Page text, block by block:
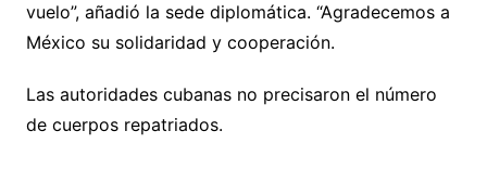
vuelo”, añadió la sede diplomática. “Agradecemos a
México su solidaridad y cooperación.
Las autoridades cubanas no precisaron el número
de cuerpos repatriados.